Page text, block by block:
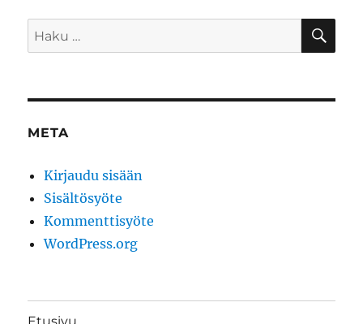
Etsi:
META
Kirjaudu sisään
Sisältösyöte
Kommenttisyöte
WordPress.org
Etusivu